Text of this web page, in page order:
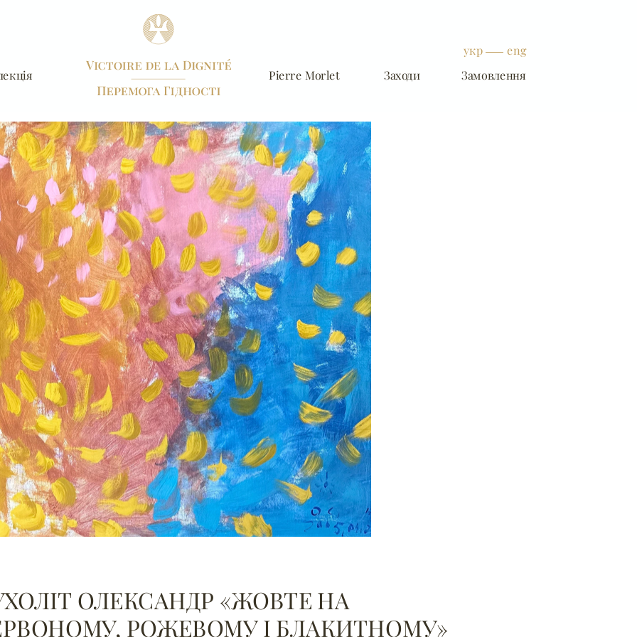
ОЛЕКСАНДР «ЖОВТЕ НА
РОЖЕВОМУ І БЛАКИТНОМУ»
Pierre Morlet Заходи Замовлення
укр eng